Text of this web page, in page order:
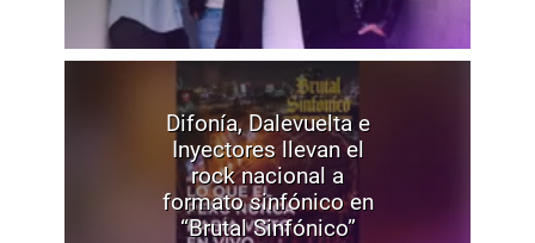
Difonía, Dalevuelta e
Inyectores llevan el
rock nacional a
formato sinfónico en
“Brutal Sinfónico”